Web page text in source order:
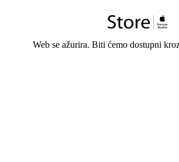
Web se ažurira. Biti ćemo dostupni